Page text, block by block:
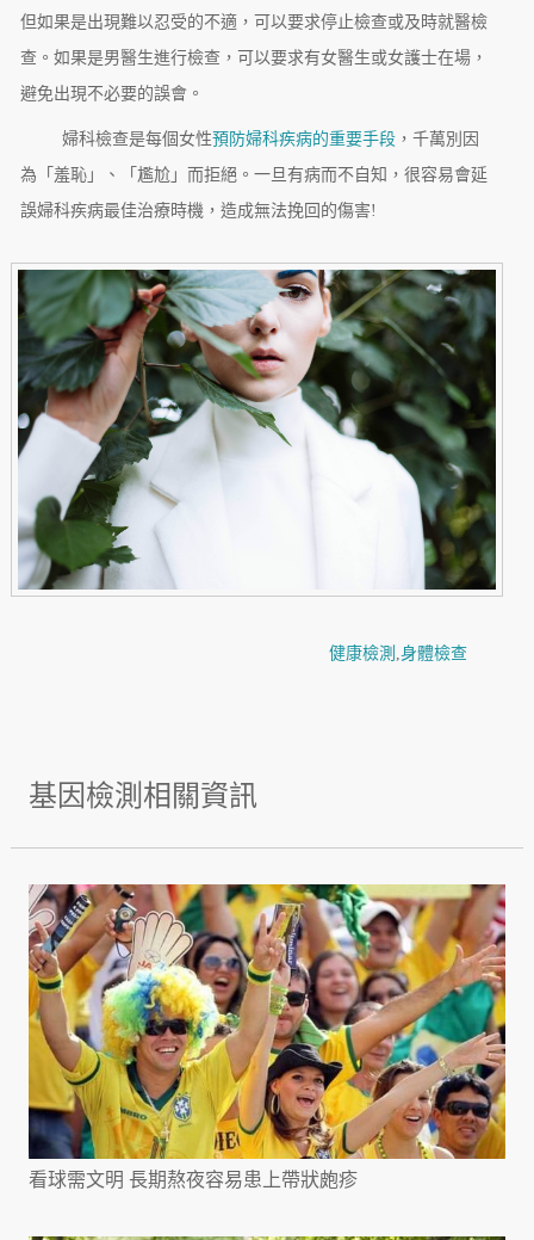
但如果是出現難以忍受的不適，可以要求停止檢查或及時就醫檢
查。如果是男醫生進行檢查，可以要求有女醫生或女護士在場，
避免出現不必要的誤會。
婦科檢查是每個女性預防婦科疾病的重要手段，千萬別因
為「羞恥」、「尷尬」而拒絕。一旦有病而不自知，很容易會延
誤婦科疾病最佳治療時機，造成無法挽回的傷害!
健康檢測 身體檢查
基因檢測相關資訊
看球需文明 長期熬夜容易患上帶狀皰疹